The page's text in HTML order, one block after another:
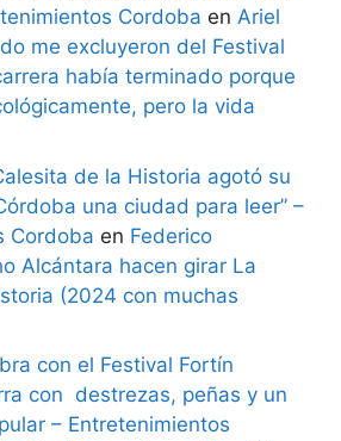
Cordoba en Ariel
me excluyeron del Festival
había terminado porque
pero la vida
de la Historia agotó su
una ciudad para leer” –
Cordoba en Federico
Alcántara hacen girar La
(2024 con muchas
con el Festival Fortín
con destrezas, peñas y un
– Entretenimientos